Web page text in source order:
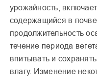
урожайность,
содержащийся в
продолжительность
течение периода
впитывать и
влагу. Изменение